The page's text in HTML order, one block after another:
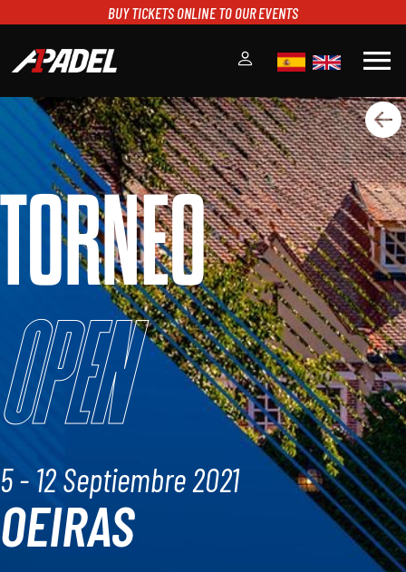
BUY TICKETS ONLINE TO OUR EVENTS
menu
A1PADEL
RANKING
CALENDARIO
TORNEOS
NOTICIAS
MULTIMEDIA
SCOREBOARD
STREAMING
TORNEO
Open
5 - 12 Septiembre 2021
OEIRAS